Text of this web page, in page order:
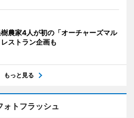
農家4人が初の「オーチャーズマル
ストラン企画も
もっと見る
ォトフラッシュ